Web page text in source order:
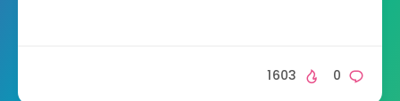
0
1603